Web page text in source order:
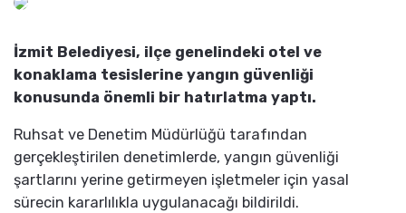
İzmit Belediyesi, ilçe genelindeki otel ve
konaklama tesislerine yangın güvenliği
konusunda önemli bir hatırlatma yaptı.
Ruhsat ve Denetim Müdürlüğü tarafından
gerçekleştirilen denetimlerde, yangın güvenliği
şartlarını yerine getirmeyen işletmeler için yasal
sürecin kararlılıkla uygulanacağı bildirildi.